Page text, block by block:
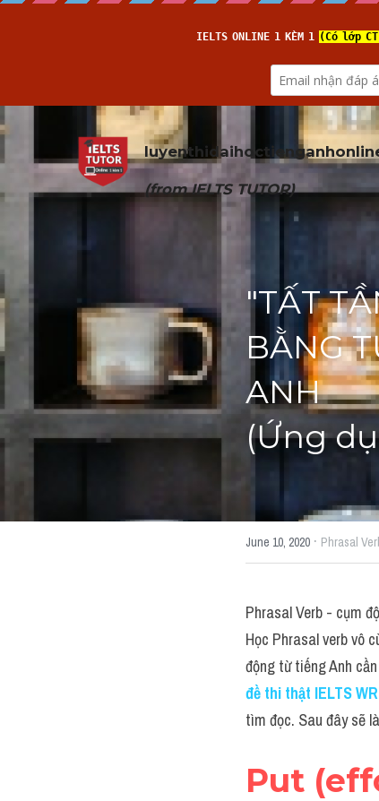
(from IELTS TUTOR)
"TẤT
BẰNG
ANH
(Ứng
June 10, 2020 · Phrasal
Phrasal Verb - cụm
Học Phrasal verb vô
động từ tiếng Anh
đề thi thật IELTS
tìm đọc. Sau đây sẽ
Put